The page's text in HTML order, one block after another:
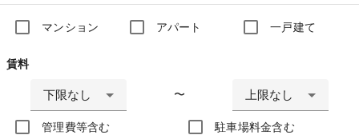
マンション アパート 一戸建て
賃料
下限なし 〜 上限なし
管理費等含む 駐車場料金含む